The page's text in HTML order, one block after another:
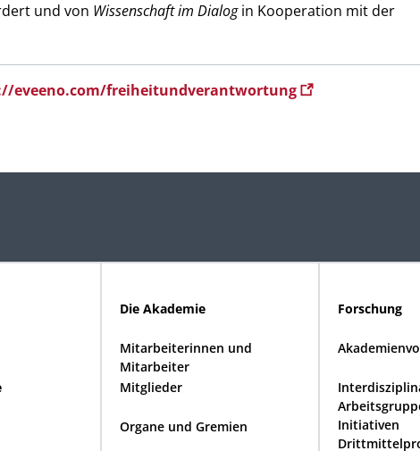
und von Wissenschaft im Dialogin Kooperation mit der
eveeno.com/freiheitundverantwortung
Die Akademie
Mitarbeiterinnen und
Mitarbeiter
Mitglieder
Organe und Gremien
Forschung
Initiativen